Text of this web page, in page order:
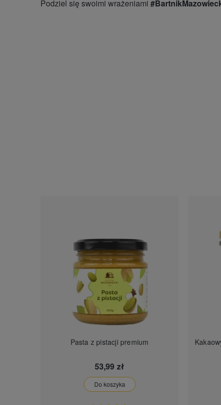
Podziel się swoimi wrażeniami
Pasta z pistacji premium
53,99 zł
Do koszyka
Kakaowy